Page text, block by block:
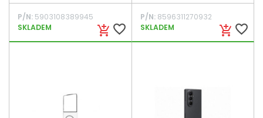
add_shopping_cart favorite_border
P/N: 5903108389945
SKLADEM
add_shopping_cart favorite_border
P/N:8596311270932
SKLADEM